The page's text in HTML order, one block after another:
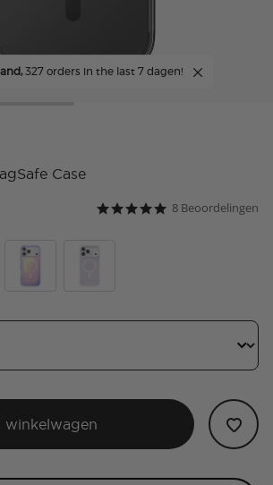
327 orders in the last 7 dagen!
Case
3,5 van 5
4.9 star rating8 Beoordelingen
winkelwagen